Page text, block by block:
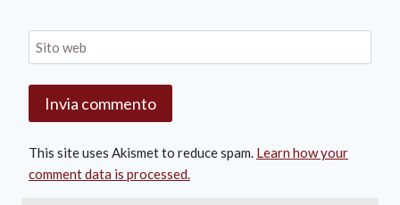
Sito web
This site uses Akismet to reduce spam. Learn how your
comment data is processed.